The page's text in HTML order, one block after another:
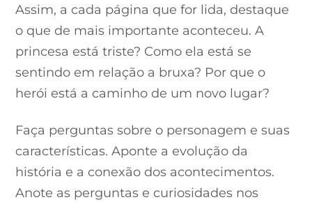
Assim, a cada página que for lida, destaque
o que de mais importante aconteceu. A
princesa está triste? Como ela está se
sentindo em relação a bruxa? Por que o
herói está a caminho de um novo lugar?
Faça perguntas sobre o personagem e suas
características. Aponte a evolução da
história e a conexão dos acontecimentos.
Anote as perguntas e curiosidades nos